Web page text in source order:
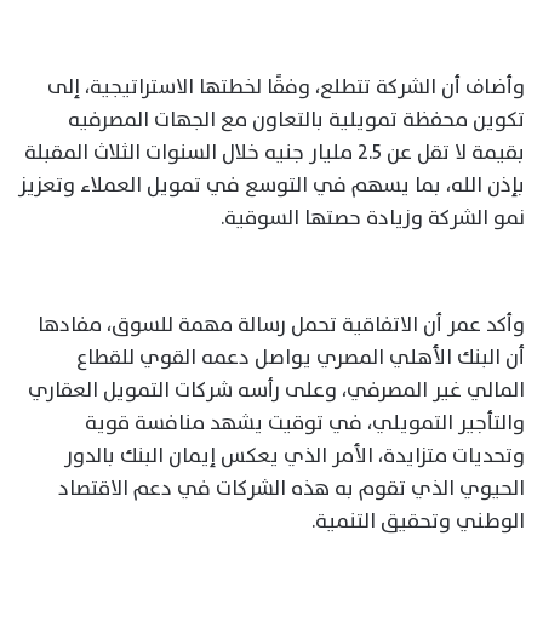
وأضاف أن الشركة تتطلع، وفقًا لخطتها الاستراتيجية، إلى
تكوين محفظة تمويلية بالتعاون مع الجهات المصرفيه
بقيمة لا تقل عن 2.5 مليار جنيه خلال السنوات الثلاث المقبلة
بإذن الله، بما يسهم في التوسع في تمويل العملاء وتعزيز
نمو الشركة وزيادة حصتها السوقية.
وأكد عمر أن الاتفاقية تحمل رسالة مهمة للسوق، مفادها
أن البنك الأهلي المصري يواصل دعمه القوي للقطاع
المالي غير المصرفي، وعلى رأسه شركات التمويل العقاري
والتأجير التمويلي، في توقيت يشهد منافسة قوية
وتحديات متزايدة، الأمر الذي يعكس إيمان البنك بالدور
الحيوي الذي تقوم به هذه الشركات في دعم الاقتصاد
الوطني وتحقيق التنمية.